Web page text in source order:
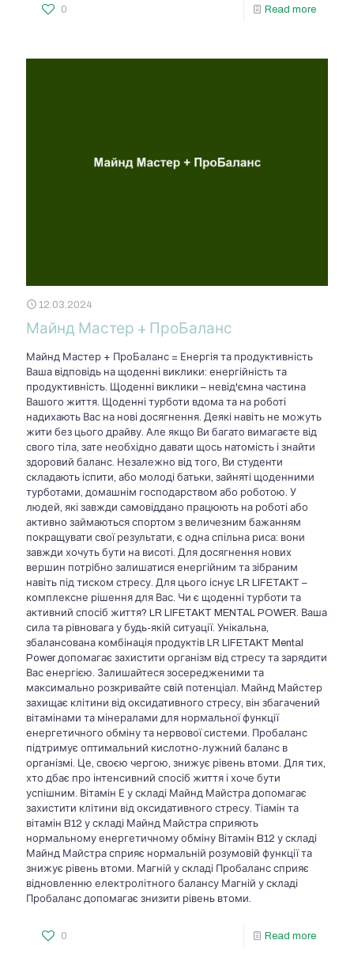
0 Read more
12.03.2024
Майнд Мастер + ПроБаланс
Майнд Мастер + ПроБаланс = Енергія та продуктивність
Ваша відповідь на щоденні виклики: енергійність та
продуктивність. Щоденні виклики – невід'ємна частина
Вашого життя. Щоденні турботи вдома та на роботі
надихають Вас на нові досягнення. Деякі навіть не можуть
жити без цього драйву. Але якщо Ви багато вимагаєте від
свого тіла, зате необхідно давати щось натомість і знайти
здоровий баланс. Незалежно від того, Ви студенти
складають іспити, або молоді батьки, зайняті щоденними
турботами, домашнім господарством або роботою. У
людей, які завжди самовіддано працюють на роботі або
активно займаються спортом з величезним бажанням
покращувати свої результати, є одна спільна риса: вони
завжди хочуть бути на висоті. Для досягнення нових
вершин потрібно залишатися енергійним та зібраним
навіть під тиском стресу. Для цього існує LR LIFETAKT –
комплексне рішення для Вас. Чи є щоденні турботи та
активний спосіб життя? LR LIFETAKT MENTAL POWER. Ваша
сила та рівновага у будь-якій ситуації. Унікальна,
збалансована комбінація продуктів LR LIFETAKT Mental
Power допомагає захистити організм від стресу та зарядити
Вас енергією. Залишайтеся зосередженими та
максимально розкривайте свій потенціал. Майнд Майстер
захищає клітини від оксидативного стресу, він збагачений
вітамінами та мінералами для нормальної функції
енергетичного обміну та нервової системи. Пробаланс
підтримує оптимальний кислотно-лужний баланс в
організмі. Це, своєю чергою, знижує рівень втоми. Для тих,
хто дбає про інтенсивний спосіб життя і хоче бути
успішним. Вітамін Е у складі Майнд Майстра допомагає
захистити клітини від оксидативного стресу. Тіамін та
вітамін B12 у складі Майнд Майстра сприяють
нормальному енергетичному обміну Вітамін B12 у складі
Майнд Майстра сприяє нормальній розумовій функції та
знижує рівень втоми. Магній у складі Пробаланс сприяє
відновленню електролітного балансу Магній у складі
Пробаланс допомагає знизити рівень втоми.
0 Read more